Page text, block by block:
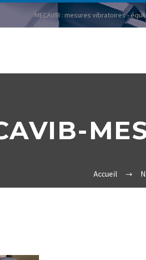
MECAVIB : mesures vibratoires -
Accueil